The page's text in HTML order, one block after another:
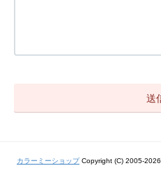
カラーミーショップCopyright (C) 2005-2026